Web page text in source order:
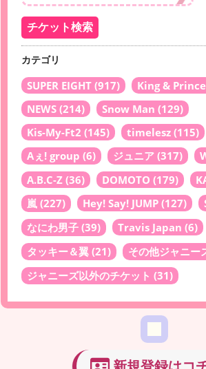
カテゴリ
SUPER EIGHT (917) King & Prince
NEWS (214) Snow Man (129)
Kis-My-Ft2 (145) timelesz (115)
Aぇ! group (6) ジュニア (317)
A.B.C-Z (36) DOMOTO (179)
嵐 (227) Hey! Say! JUMP (127)
なにわ男子 (39) Travis Japan (6)
タッキー＆翼 (21) その他ジャニー
ジャニーズ以外のチケット (31)